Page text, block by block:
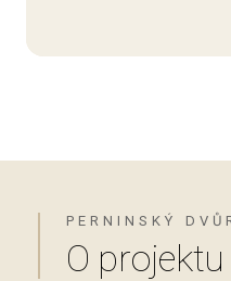
PERNINSKÝ
O projektu